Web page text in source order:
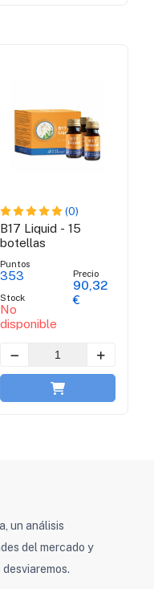
(0)
B17 Liquid - 15
botellas
Puntos
353
Stock
No
disponible
Precio
90,32
€
un análisis
del mercado y